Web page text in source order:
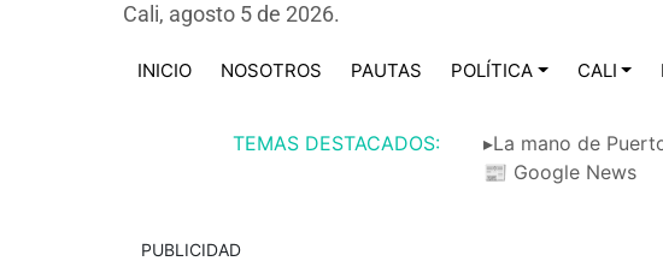
Cali, agosto 5 de 2026.
INICIO NOSOTROS PAUTAS POLÍTICA CALI
TEMAS DESTACADOS: ▸La mano de
📰 Google News
PUBLICIDAD